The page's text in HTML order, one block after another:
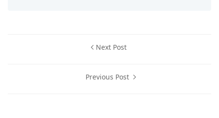
Next Post
Previous Post